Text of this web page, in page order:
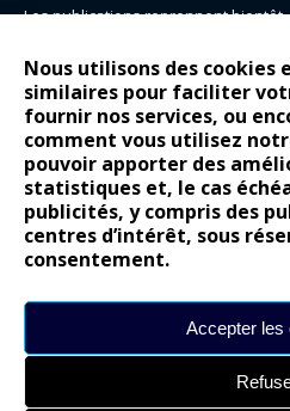
Nous utilisons des cookies
similaires pour faciliter
fournir nos services, ou
comment vous utilisez
pouvoir apporter des
statistiques et, le cas
publicités, y compris des
centres d’intérêt, sous
consentement.
Accepter les
Les publications reprennent
14 juillet : nouveau film de marque
Renault Espace : voyage, voyage…
Peugeot E-208 GTi : naissance
COMMENTAIRES RÉCENTS
Gilly
gyo
Lancia Ypsilon :